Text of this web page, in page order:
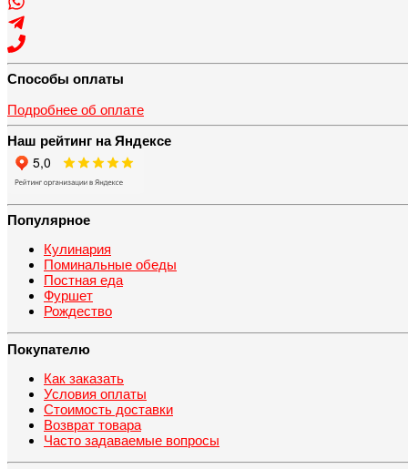
Способы оплаты
Подробнее об оплате
Наш рейтинг на Яндексе
Популярное
Кулинария
Поминальные обеды
Постная еда
Фуршет
Рождество
Покупателю
Как заказать
Условия оплаты
Стоимость доставки
Возврат товара
Часто задаваемые вопросы